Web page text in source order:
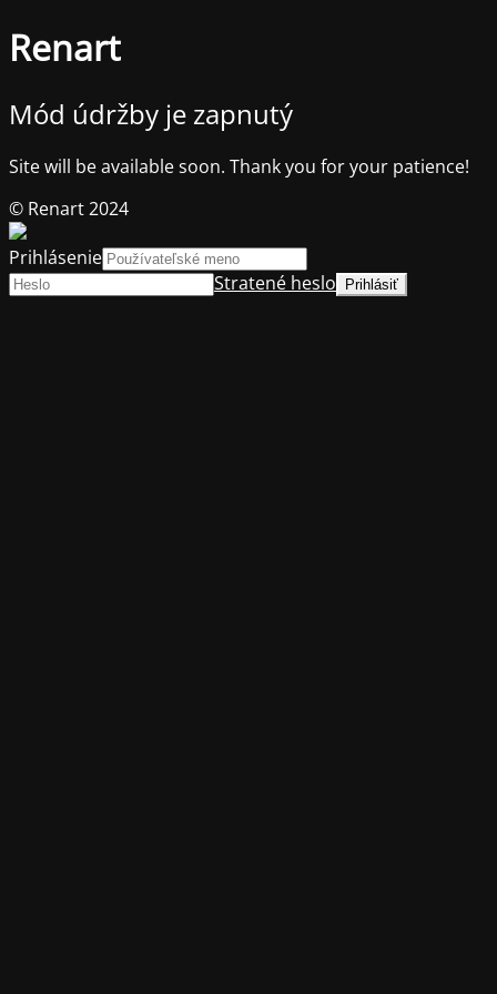
Renart
Mód údržby je zapnutý
Site will be available soon. Thank you for your patience!
© Renart 2024
Prihlásenie
Stratené heslo